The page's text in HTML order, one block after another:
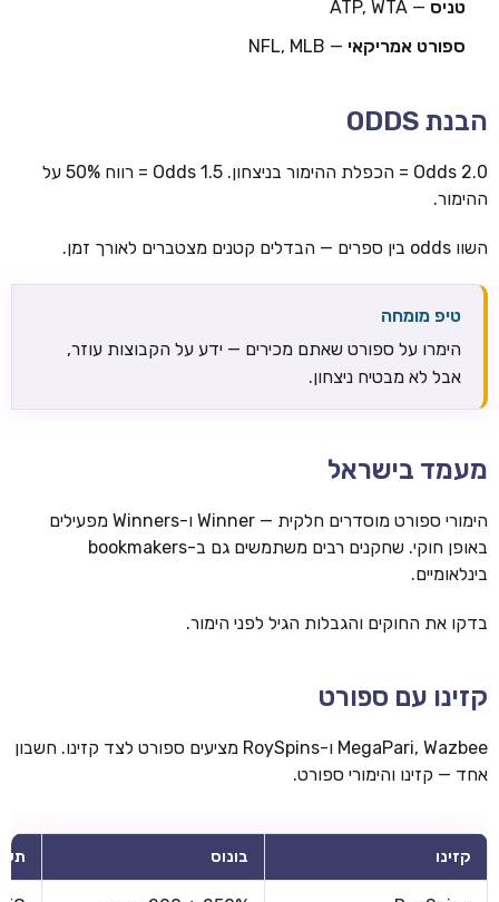
טניס — ATP, WTA
ספורט אמריקאי — NFL, MLB
הבנת ODDS
Odds 2.0 = הכפלת ההימור בניצחון. Odds 1.5 = רווח 50% על
ההימור.
השוו odds בין ספרים — הבדלים קטנים מצטברים לאורך זמן.
טיפ מומחה
הימרו על ספורט שאתם מכירים — ידע על הקבוצות עוזר,
אבל לא מבטיח ניצחון.
מעמד בישראל
הימורי ספורט מוסדרים חלקית — Winner ו-Winners מפעילים
באופן חוקי. שחקנים רבים משתמשים גם ב-bookmakers
בינלאומיים.
בדקו את החוקים והגבלות הגיל לפני הימור.
קזינו עם ספורט
MegaPari, Wazbee ו-RoySpins מציעים ספורט לצד קזינו. חשבון
אחד — קזינו והימורי ספורט.
קזינו בונוס